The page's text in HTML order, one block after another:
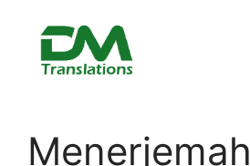
content
Menerjemah